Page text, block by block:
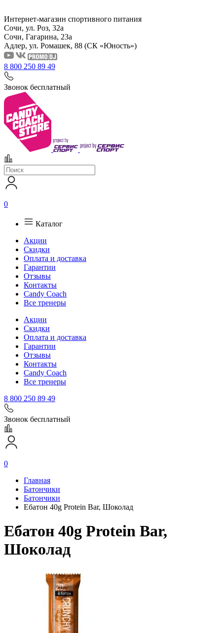
Интернет-магазин спортивного питания
Сочи, ул. Роз, 32а
Сочи, Гагарина, 23а
Адлер, ул. Ромашек, 88 (СК «Юность»)
8 800 250 89 49
Звонок бесплатный
0
Каталог
Акции
Скидки
Оплата и доставка
Гарантии
Отзывы
Контакты
Candy Coach
Все тренеры
Акции
Скидки
Оплата и доставка
Гарантии
Отзывы
Контакты
Candy Coach
Все тренеры
8 800 250 89 49
Звонок бесплатный
0
Главная
Батончики
Батончики
Eбатон 40g Protein Bar, Шоколад
Eбатон 40g Protein Bar,
Шоколад